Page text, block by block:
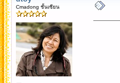
Cmadong ชั้นเซียน